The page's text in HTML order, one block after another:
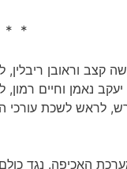
* *
וראובן ריבלין,
נאמן וחיים
לראש לשכת עורכי
האכיפה. נגד